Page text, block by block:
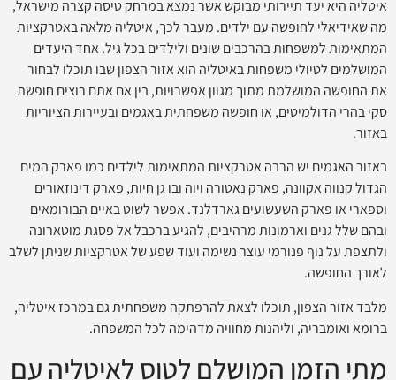
איטליה היא יעד תיירותי מבוקש אשר נמצא במרחק טיסה קצרה מישראל,
מה שאידיאלי לחופשה עם ילדים. מעבר לכך, איטליה מלאה באטרקציות
המתאימות למשפחות בהרכבים שונים ולילדים בכל גיל. אחד היעדים
המושלמים לטיולי משפחות באיטליה הוא אזור הצפון שבו תוכלו לבחור
את החופשה המושלמת מתוך מגוון אפשרויות, בין אם אתם רוצים חופשת
סקי בהרי הדולמיטים, או חופשה משפחתית באגמים ובעיירות הציוריות
באזור.
באזור האגמים יש הרבה אטרקציות המתאימות לילדים כמו פארק המים
הגדול קנווה אקוונה, פארק נאטורה ויוה ובו גן חיות, פארק דינוזאורים
וספארי או פארק השעשועים גארדלנד. אפשר לשוט באיים הבורומאים
ובהם שלל גנים וארמונות מרהיבים, להגיע ברכבל אל פסגת מוטארונה
ולתצפת על נוף פנורמי עוצר נשימה ועוד שפע של אטרקציות שניתן לשלב
לאורך החופשה.
מלבד אזור הצפון, תוכלו לצאת להרפתקה משפחתית גם במרכז איטליה,
ברומא ואומבריה, וליהנות מחוויה מדהימה לכל המשפחה.
מתי הזמן המושלם לטוס לאיטליה עם